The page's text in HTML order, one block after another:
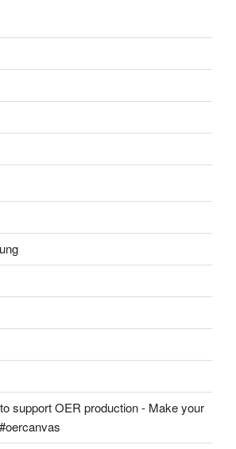
support OER production - Make your